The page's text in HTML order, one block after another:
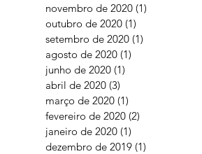
novembro de 2020 (1)
outubro de 2020 (1)
setembro de 2020 (1)
agosto de 2020 (1)
junho de 2020 (1)
abril de 2020 (3)
março de 2020 (1)
fevereiro de 2020 (2)
janeiro de 2020 (1)
dezembro de 2019 (1)